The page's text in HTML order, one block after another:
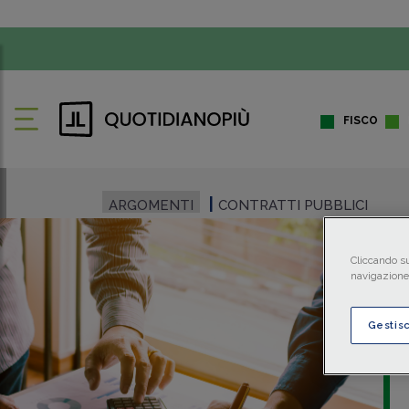
FISCO
ARGOMENTI CONTRATTI PUBBLICI
Cliccando